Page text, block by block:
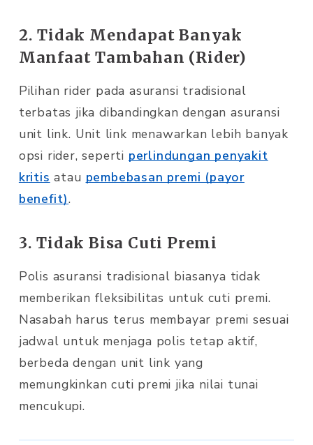
2. Tidak Mendapat Banyak
Manfaat Tambahan (Rider)
Pilihan rider pada asuransi tradisional
terbatas jika dibandingkan dengan asuransi
unit link. Unit link menawarkan lebih banyak
opsi rider, seperti perlindungan penyakit
kritis atau pembebasan premi (payor
benefit).
3. Tidak Bisa Cuti Premi
Polis asuransi tradisional biasanya tidak
memberikan fleksibilitas untuk cuti premi.
Nasabah harus terus membayar premi sesuai
jadwal untuk menjaga polis tetap aktif,
berbeda dengan unit link yang
memungkinkan cuti premi jika nilai tunai
mencukupi.